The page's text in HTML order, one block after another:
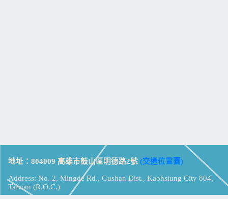
地址：804009 高雄市鼓山區明德路2號 (交通位置圖)
Address: No. 2, Mingde Rd., Gushan Dist., Kaohsiung City 804,
Taiwan (R.O.C.)